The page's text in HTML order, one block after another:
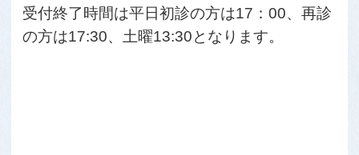
受付終了時間は平日初診の方は17：00、再診
の方は17:30、土曜13:30となります。